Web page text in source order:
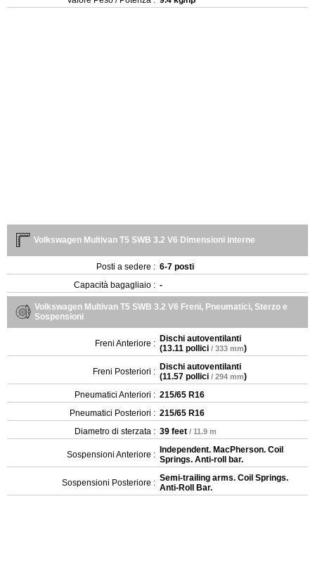
Volkswagen Multivan T5 SWB 3.2 V6 Dimensioni interne
Posti a sedere : 6-7 posti
Capacità bagagliaio : -
Volkswagen Multivan T5 SWB 3.2 V6 Freni, Pneumatici, Sterzo e
Sospensioni
Freni Anteriore : Dischi autoventilanti
(13.11 pollici / 333 mm)
Freni Posteriori : Dischi autoventilanti
(11.57 pollici / 294 mm)
Pneumatici Anteriori : 215/65 R16
Pneumatici Posteriori : 215/65 R16
Diametro di sterzata : 39 feet / 11.9 m
Sospensioni Anteriore :
Independent. MacPherson. Coil
Springs. Anti-roll bar.
Sospensioni Posteriore : Semi-trailing arms. Coil Springs.
Anti-Roll Bar.